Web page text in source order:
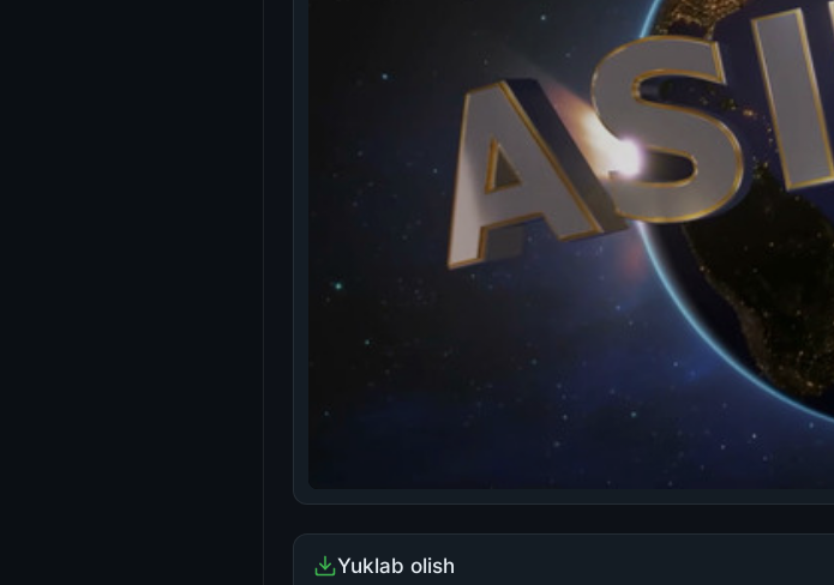
Yuklab olish